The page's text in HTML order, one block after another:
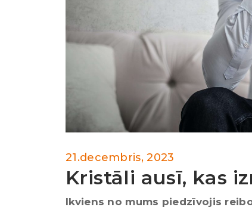
21.decembris, 2023
Kristāli ausī, kas
Ikviens no mums piedzīvojis